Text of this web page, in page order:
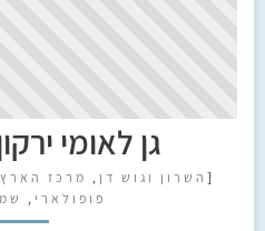
גן לאומי
[ השרון וגוש דן , מרכז הארץ
פופולארי ,